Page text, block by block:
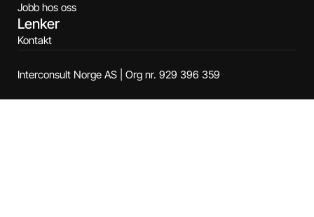
Jobb hos oss
Lenker
Kontakt
Interconsult Norge AS | Org nr. 929 396 359